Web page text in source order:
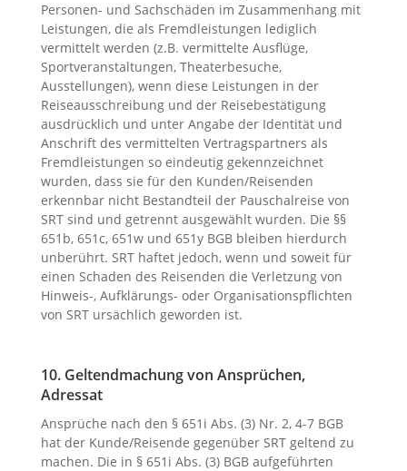
Personen- und Sachschäden im Zusammenhang mit
Leistungen, die als Fremdleistungen lediglich
vermittelt werden (z.B. vermittelte Ausflüge,
Sportveranstaltungen, Theaterbesuche,
Ausstellungen), wenn diese Leistungen in der
Reiseausschreibung und der Reisebestätigung
ausdrücklich und unter Angabe der Identität und
Anschrift des vermittelten Vertragspartners als
Fremdleistungen so eindeutig gekennzeichnet
wurden, dass sie für den Kunden/Reisenden
erkennbar nicht Bestandteil der Pauschalreise von
SRT sind und getrennt ausgewählt wurden. Die §§
651b, 651c, 651w und 651y BGB bleiben hierdurch
unberührt. SRT haftet jedoch, wenn und soweit für
einen Schaden des Reisenden die Verletzung von
Hinweis-, Aufklärungs- oder Organisationspflichten
von SRT ursächlich geworden ist.
10. Geltendmachung von Ansprüchen,
Adressat
Ansprüche nach den § 651i Abs. (3) Nr. 2, 4-7 BGB
hat der Kunde/Reisende gegenüber SRT geltend zu
machen. Die in § 651i Abs. (3) BGB aufgeführten